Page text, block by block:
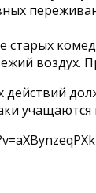
старых
воздух.